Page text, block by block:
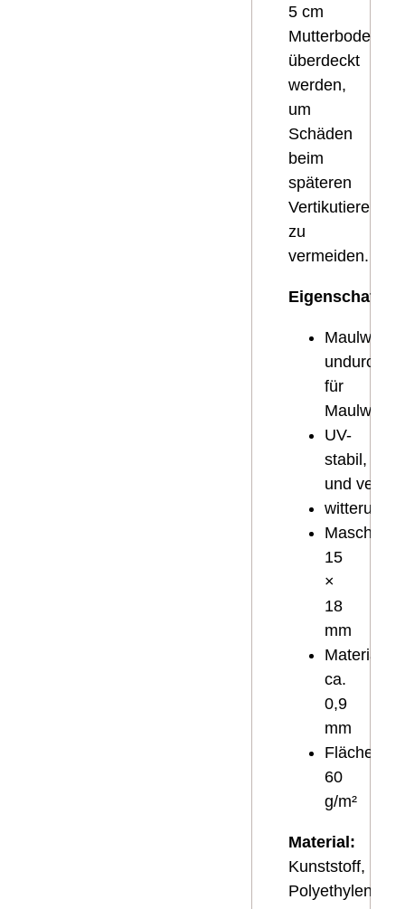
5 cm
Mutterboden
überdeckt
werden,
um
Schäden
beim
späteren
Vertikutieren
zu
vermeiden.
Eigenschaften:
für
Maulwürfe
UV-
stabil,
und
15
×
18
mm
ca.
0,9
mm
60
g/m²
Material:
Kunststoff,
Polyethylen